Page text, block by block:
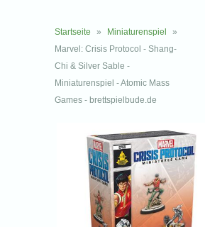
Startseite » Miniaturenspiel
»
Marvel: Crisis Protocol - Shang-
Chi & Silver Sable -
Miniaturenspiel - Atomic Mass
Games - brettspielbude.de